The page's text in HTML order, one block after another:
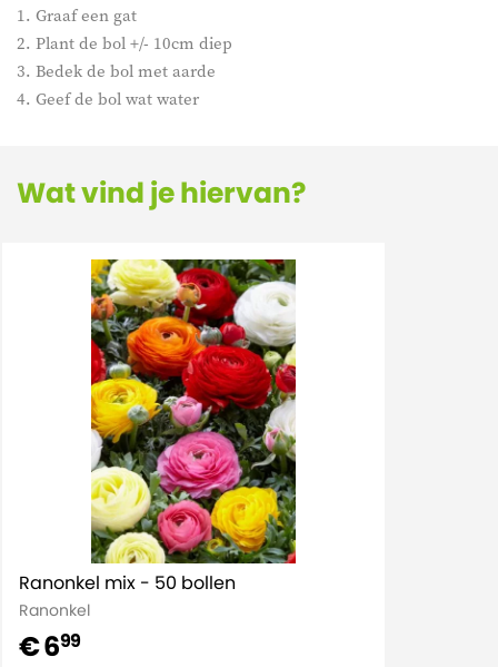
Wat vind je hiervan?
Ranonkel mix - 50 bollen
Ranonkel
€ 699
1. Graaf een gat
2. Plant de bol +/- 10cm diep
3. Bedek de bol met aarde
4. Geef de bol wat water